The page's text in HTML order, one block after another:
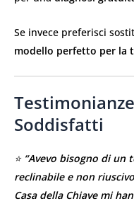
Se invece preferisci
modello perfetto per la
Soddisfatti
⭐ “Avevo bisogno di un
reclinabile e non
Casa della Chiave mi